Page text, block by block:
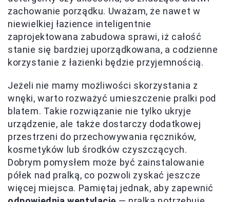
zachowanie porządku. Uważam, że nawet w
niewielkiej łazience inteligentnie
zaprojektowana zabudowa sprawi, iż całość
stanie się bardziej uporządkowana, a codzienne
korzystanie z łazienki będzie przyjemnością.
Jeżeli nie mamy możliwości skorzystania z
wnęki, warto rozważyć umieszczenie pralki pod
blatem. Takie rozwiązanie nie tylko ukryje
urządzenie, ale także dostarczy dodatkowej
przestrzeni do przechowywania ręczników,
kosmetyków lub środków czyszczących.
Dobrym pomysłem może być zainstalowanie
półek nad pralką, co pozwoli zyskać jeszcze
więcej miejsca. Pamiętaj jednak, aby zapewnić